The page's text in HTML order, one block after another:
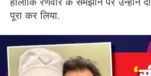
पूरा कर लिया.